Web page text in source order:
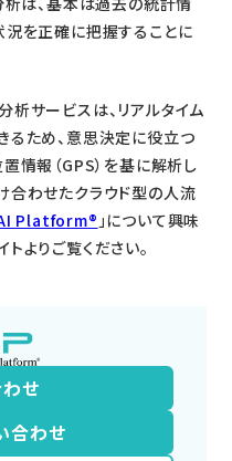
況を正確に把握することに
サービスは、リアルタイム
るため、意思決定に役立つ
情報（GPS）を基に解析し
合わせたクラウド型の人流
Platform®」について興味
よりご覧ください。
せ
合わせ